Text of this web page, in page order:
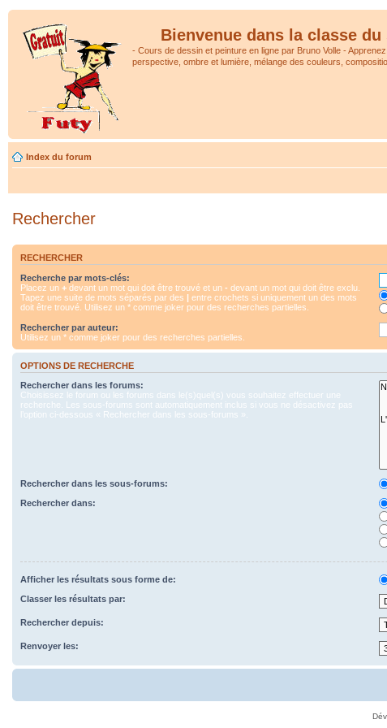
Bienvenue dans la classe du
- Cours de dessin et peinture en ligne par Bruno Volle -
perspective, ombre et lumière, mélange des couleurs,
Index du forum
Rechercher
RECHERCHER
Recherche par mots-clés:
Placez un + devant un mot qui doit être trouvé et un - devant un mot qui doit être exclu.
Tapez une suite de mots séparés par des | entre crochets si uniquement un des mots
doit être trouvé. Utilisez un * comme joker pour des recherches partielles.
Rechercher par auteur:
Utilisez un * comme joker pour des recherches partielles.
OPTIONS DE RECHERCHE
Rechercher dans les forums:
Choisissez le forum ou les forums dans le(s)quel(s) vous souhaitez effectuer une
recherche. Les sous-forums sont automatiquement inclus si vous ne désactivez pas
l’option ci-dessous « Rechercher dans les sous-forums ».
Rechercher dans les sous-forums:
Rechercher dans:
Afficher les résultats sous forme de:
Classer les résultats par:
Rechercher depuis:
Renvoyer les: